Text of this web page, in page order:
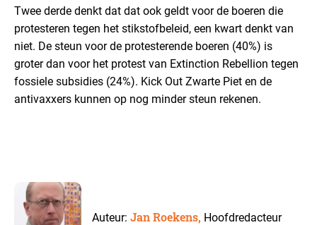
Twee derde denkt dat dat ook geldt voor de boeren die
protesteren tegen het stikstofbeleid, een kwart denkt van
niet. De steun voor de protesterende boeren (40%) is
groter dan voor het protest van Extinction Rebellion tegen
fossiele subsidies (24%). Kick Out Zwarte Piet en de
antivaxxers kunnen op nog minder steun rekenen.
Auteur:Jan Roekens, Hoofdredacteur